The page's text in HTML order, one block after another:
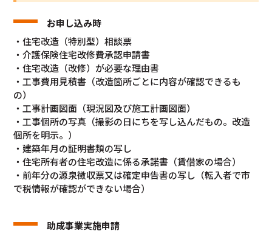
お申し込み時
・住宅改造（特別型）相談票
・介護保険住宅改修費承認申請書
・住宅改造（改修）が必要な理由書
・工事費用見積書（改造箇所ごとに内容が確認できるも
の）
・工事計画図面（現況図及び施工計画図面）
・工事個所の写真（撮影の日にちを写し込んだもの。改造
個所を明示。）
・建築年月の証明書類の写し
・住宅所有者の住宅改造に係る承諾書（賃借家の場合）
・前年分の源泉徴収票又は確定申告書の写し（転入者で市
で税情報が確認ができない場合）
助成事業実施申請